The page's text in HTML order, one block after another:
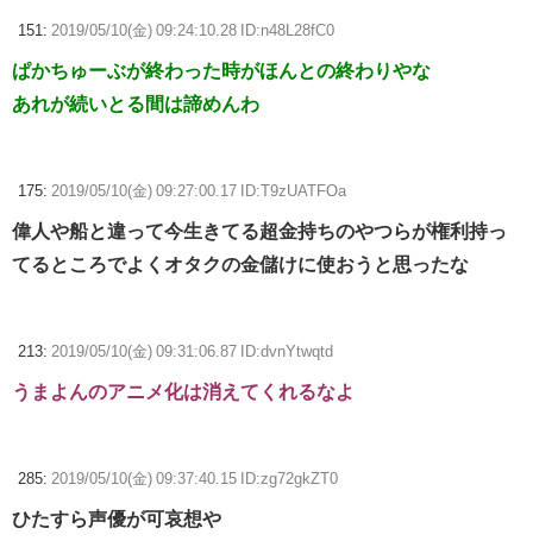
151: 2019/05/10(金) 09:24:10.28 ID:n48L28fC0
ぱかちゅーぶが終わった時がほんとの終わりやな
あれが続いとる間は諦めんわ
175: 2019/05/10(金) 09:27:00.17 ID:T9zUATFOa
偉人や船と違って今生きてる超金持ちのやつらが権利持っ
てるところでよくオタクの金儲けに使おうと思ったな
213: 2019/05/10(金) 09:31:06.87 ID:dvnYtwqtd
うまよんのアニメ化は消えてくれるなよ
285: 2019/05/10(金) 09:37:40.15 ID:zg72gkZT0
ひたすら声優が可哀想や